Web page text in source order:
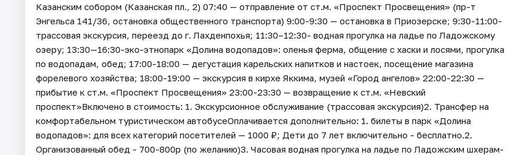
Казанским собором (Казанская пл., 2) 07:40 — отправление от ст.м. «Проспект Просвещения» (пр-т
Энгельса 141/36, остановка общественного транспорта) 9:00-9:30 — остановка в Приозерске; 9:30-11:00-
трассовая экскурсия, переезд до г. Лахденпохья; 11:30–12:30- водная прогулка на ладье по Ладожскому
озеру; 13:30—16:30-эко-этнопарк «Долина водопадов»: оленья ферма, общение с хаски и лосями, прогулка
по водопадам, обед; 17:00-18:00 — дегустация карельских напитков и настоек, посещение магазина
форелевого хозяйства; 18:00-19:00 — экскурсия в кирхе Яккима, музей «Город ангелов» 22:00-22:30 —
прибытие к ст.м. «Проспект Просвещения» 23:00-23:30 — возвращение к ст.м. «Невский
проспект»Включено в стоимость: 1. Экскурсионное обслуживание (трассовая экскурсия)2. Трансфер на
комфортабельном туристическом автобусеОплачивается дополнительно: 1. билеты в парк «Долина
водопадов»: для всех категорий посетителей — 1000 ₽; Дети до 7 лет включительно - бесплатно.2.
Организованный обед - 700-800р (по желанию)3. Часовая водная прогулка на ладье по Ладожским шхерам-